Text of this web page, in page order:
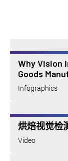
Why Vision
Goods
Infographics
烘焙视觉检
Video